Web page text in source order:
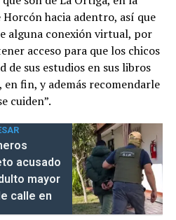
hacia adentro, así que
alguna conexión virtual, por
acceso para que los chicos
sus estudios en sus libros
fin, y además recomendarle
cuiden”.
acusado
mayor
calle en